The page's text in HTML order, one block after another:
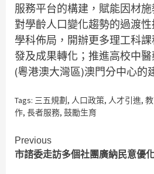
服務平台的構建，賦能因材
對學齡人口變化趨勢的過渡
學科佈局，開辦更多理工科
發及成果轉化；推進高校中
(粵港澳大灣區)澳門分中心的
Tags: 三五規劃, 人口政策, 人才引進,
作, 長者服務, 鼓勵生育
Continue
Reading
Previous
市諮委走訪多個社團廣納民意優